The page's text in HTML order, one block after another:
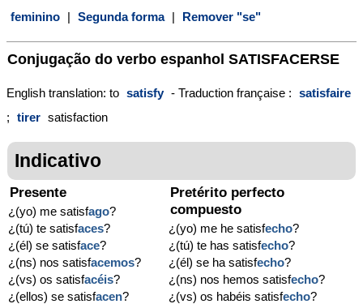
feminino | Segunda forma | Remover "se"
Conjugação do verbo espanhol SATISFACERSE
English translation: to satisfy - Traduction française : satisfaire
; tirer satisfaction
Indicativo
Presente
¿(yo) me satisfago?
¿(tú) te satisfaces?
¿(él) se satisface?
¿(ns) nos satisfacemos?
¿(vs) os satisfacéis?
¿(ellos) se satisfacen?
Pretérito perfecto
compuesto
¿(yo) me he satisfecho?
¿(tú) te has satisfecho?
¿(él) se ha satisfecho?
¿(ns) nos hemos satisfecho?
¿(vs) os habéis satisfecho?